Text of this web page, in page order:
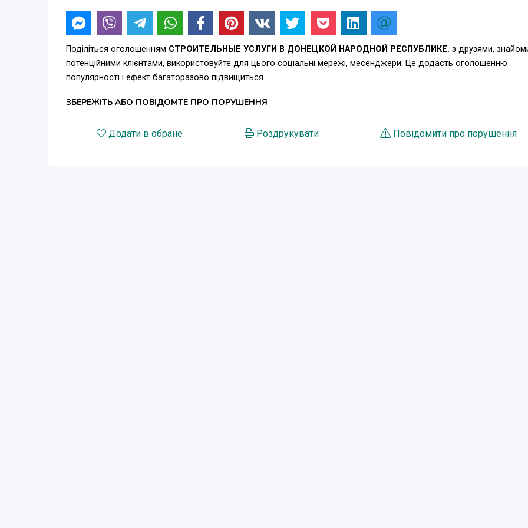
Поділіться оголошенням СТРОИТЕЛЬНЫЕ УСЛУГИ В ДОНЕЦКОЙ НАРОДНОЙ РЕСПУБЛИКЕ. з друзями,
потенційними клієнтами, використовуйте для цього соціальні мережі, месенджери. Це додасть оголошенню
популярності і ефект багаторазово підвищиться.
ЗБЕРЕЖІТЬ АБО ПОВІДОМТЕ ПРО ПОРУШЕННЯ
Додати в обране Роздрукувати Повідомити про порушення